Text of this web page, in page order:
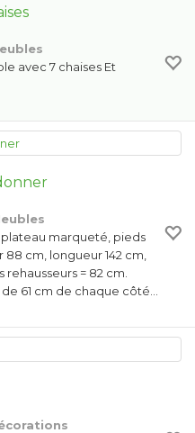
avec 7 chaises Et
marqueté, pieds
cm, longueur 142 cm,
= 82 cm.
61 cm de chaque côté…